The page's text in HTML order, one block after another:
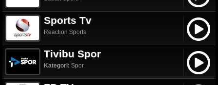
Sports Tv
Reaction Sports
Tivibu Spor
Kategori: Spor